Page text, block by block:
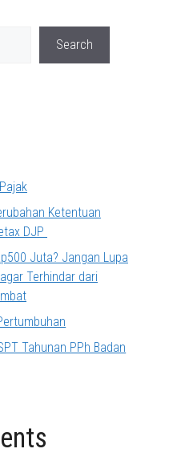
Search
Ketentuan
DJP
Juta? Jangan Lupa
Terhindar dari
Tahunan PPh Badan